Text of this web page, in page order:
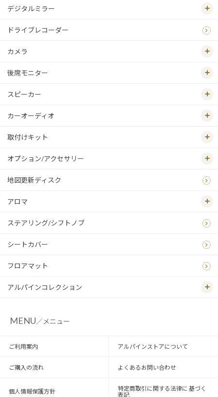
デジタルミラー
ドライブレコーダー
カメラ
後席モニター
スピーカー
カーオーディオ
取付けキット
オプション/アクセサリー
地図更新ディスク
アロマ
ステアリング/シフトノブ
シートカバー
フロアマット
アルパインコレクション
MENU／メニュー
ご利用案内 アルパインストアについて
ご購入の流れ よくあるお問い合わせ
個人情報保護方針
特定商取引に関する法律に 基づく
表記